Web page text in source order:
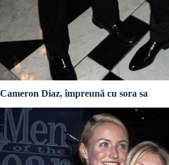
Cameron Diaz, împreună cu sora sa